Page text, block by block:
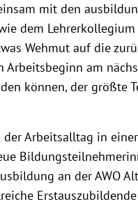
mit den
dem
Wehmut auf die
am
können, der größte
Arbeitsalltag in
an der AWO